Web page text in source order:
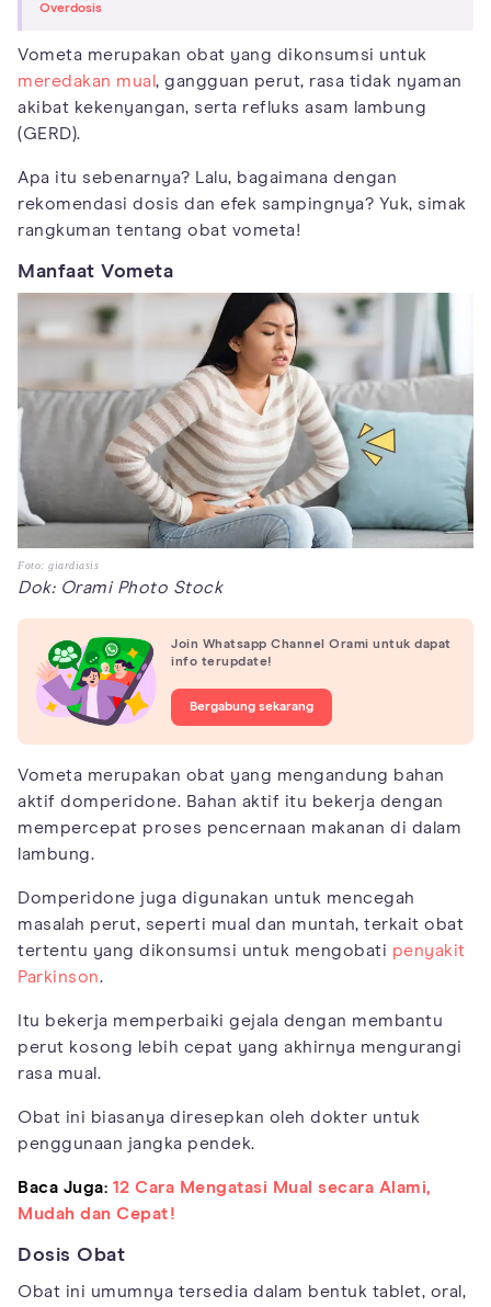
Overdosis
Vometa merupakan obat yang dikonsumsi untuk
meredakan mual, gangguan perut, rasa tidak nyaman
akibat kekenyangan, serta refluks asam lambung
(GERD).
Apa itu sebenarnya? Lalu, bagaimana dengan
rekomendasi dosis dan efek sampingnya? Yuk, simak
rangkuman tentang obat vometa!
Manfaat Vometa
Foto: giardiasis
Dok: Orami Photo Stock
Join Whatsapp Channel Orami untuk dapat
info terupdate!
Bergabung sekarang
Vometa merupakan obat yang mengandung bahan
aktif domperidone. Bahan aktif itu bekerja dengan
mempercepat proses pencernaan makanan di dalam
lambung.
Domperidone juga digunakan untuk mencegah
masalah perut, seperti mual dan muntah, terkait obat
tertentu yang dikonsumsi untuk mengobati penyakit
Parkinson.
Itu bekerja memperbaiki gejala dengan membantu
perut kosong lebih cepat yang akhirnya mengurangi
rasa mual.
Obat ini biasanya diresepkan oleh dokter untuk
penggunaan jangka pendek.
Baca Juga: 12 Cara Mengatasi Mual secara Alami,
Mudah dan Cepat!
Dosis Obat
Obat ini umumnya tersedia dalam bentuk tablet, oral,